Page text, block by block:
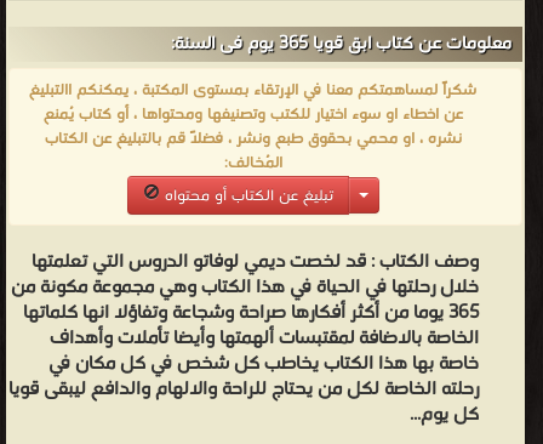
معلومات عن كتاب ابق قويا 365 يوم فى السنة:
شكراً لمساهمتكم معنا في الإرتقاء بمستوى المكتبة ، يمكنكم االتبليغ
عن اخطاء او سوء اختيار للكتب وتصنيفها ومحتواها ، أو كتاب يُمنع
نشره ، او محمي بحقوق طبع ونشر ، فضلاً قم بالتبليغ عن الكتاب
المُخالف:
تبليغ عن الكتاب أو محتواه
وصف الكتاب :قد لخصت ديمي لوفاتو الدروس التي تعلمتها
خلال رحلتها في الحياة في هذا الكتاب وهي مجموعة مكونة من
365 يوما من أكثر أفكارها صراحة وشجاعة وتفاؤلا انها كلماتها
الخاصة بالاضافة لمقتبسات ألهمتها وأيضا تأملات وأهداف
خاصة بها هذا الكتاب يخاطب كل شخص في كل مكان في
رحلته الخاصة لكل من يحتاج للراحة والالهام والدافع ليبقى قويا
كل يوم...